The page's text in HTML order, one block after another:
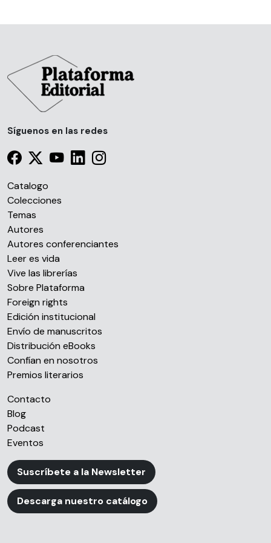
Síguenos en las redes
Catalogo
Colecciones
Temas
Autores
Autores conferenciantes
Leer es vida
Vive las librerías
Sobre Plataforma
Foreign rights
Edición institucional
Envío de manuscritos
Distribución eBooks
Confían en nosotros
Premios literarios
Contacto
Blog
Podcast
Eventos
Suscríbete a la Newsletter
Descarga nuestro catálogo